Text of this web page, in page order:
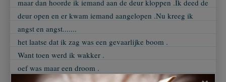
maar dan hoorde ik iemand aan de deur kloppen .Ik deed de
deur open en er kwam iemand aangelopen .Nu kreeg ik
angst en angst.......
het laatse dat ik zag was een gevaarlijke boom .
Want toen werd ik wakker .
oef was maar een droom .